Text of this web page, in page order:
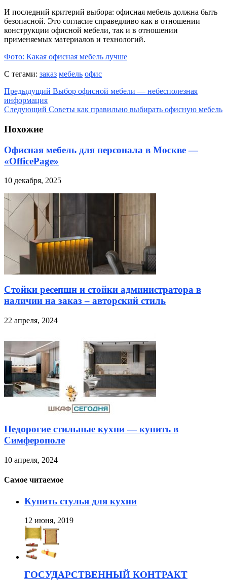
И последний критерий выбора: офисная мебель должна быть
безопасной. Это согласие справедливо как в отношении
конструкции офисной мебели, так и в отношении
применяемых материалов и технологий.
Фото: Какая офисная мебель лучше
С тегами: заказ мебель офис
Предыдущий Выбор офисной мебели — небесполезная
информация
Следующий Советы как правильно выбирать офисную мебель
Похожие
Офисная мебель для персонала в Москве —
«OfficePage»
10 декабря, 2025
Стойки ресепшн и стойки администратора в
наличии на заказ – авторский стиль
22 апреля, 2024
Недорогие стильные кухни — купить в
Симферополе
10 апреля, 2024
Самое читаемое
Купить стулья для кухни
12 июня, 2019
ГОСУДАРСТВЕННЫЙ КОНТРАКТ